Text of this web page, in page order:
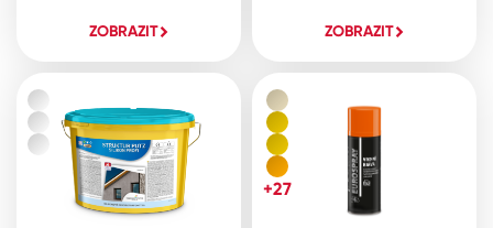
ZOBRAZIT ZOBRAZIT
+27